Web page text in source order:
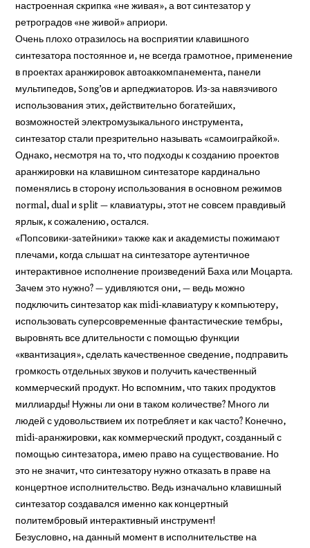
настроенная скрипка «не живая», а вот синтезатор у
ретроградов «не живой» априори.
Очень плохо отразилось на восприятии клавишного
синтезатора постоянное и, не всегда грамотное, применение
в проектах аранжировок автоаккомпанемента, панели
мультипедов, Song’ов и арпеджиаторов. Из-за навязчивого
использования этих, действительно богатейших,
возможностей электромузыкального инструмента,
синтезатор стали презрительно называть «самоиграйкой».
Однако, несмотря на то, что подходы к созданию проектов
аранжировки на клавишном синтезаторе кардинально
поменялись в сторону использования в основном режимов
normal, dual и split — клавиатуры, этот не совсем правдивый
ярлык, к сожалению, остался.
«Попсовики-затейники» также как и академисты пожимают
плечами, когда слышат на синтезаторе аутентичное
интерактивное исполнение произведений Баха или Моцарта.
Зачем это нужно? — удивляются они, — ведь можно
подключить синтезатор как midi-клавиатуру к компьютеру,
использовать суперсовременные фантастические тембры,
выровнять все длительности с помощью функции
«квантизация», сделать качественное сведение, подправить
громкость отдельных звуков и получить качественный
коммерческий продукт. Но вспомним, что таких продуктов
миллиарды! Нужны ли они в таком количестве? Много ли
людей с удовольствием их потребляет и как часто? Конечно,
midi-аранжировки, как коммерческий продукт, созданный с
помощью синтезатора, имею право на существование. Но
это не значит, что синтезатору нужно отказать в праве на
концертное исполнительство. Ведь изначально клавишный
синтезатор создавался именно как концертный
политембровый интерактивный инструмент!
Безусловно, на данный момент в исполнительстве на